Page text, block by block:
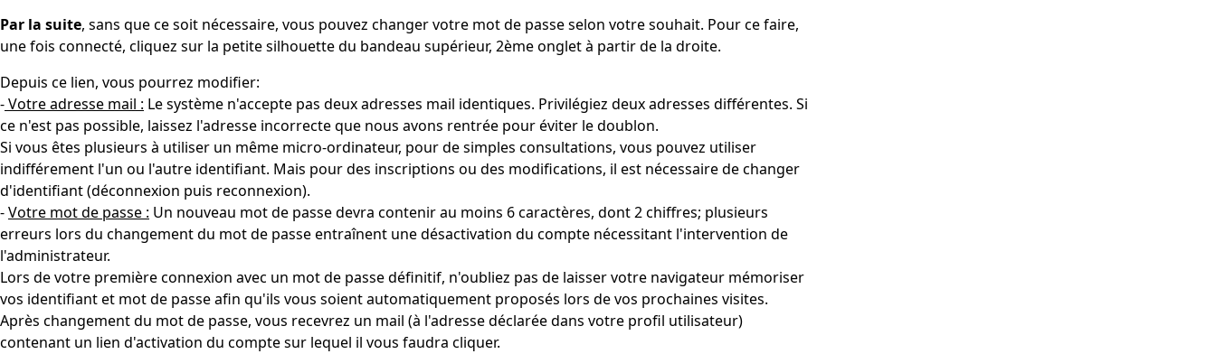
Par la suite, sans que ce soit nécessaire, vous pouvez changer votre mot de passe selon votre souhait. Pour ce faire,
une fois connecté, cliquez sur la petite silhouette du bandeau supérieur, 2ème onglet à partir de la droite.
Depuis ce lien, vous pourrez modifier:
-Votre adresse mail : Le système n'accepte pas deux adresses mail identiques. Privilégiez deux adresses différentes. Si
ce n'est pas possible, laissez l'adresse incorrecte que nous avons rentrée pour éviter le doublon.
Si vous êtes plusieurs à utiliser un même micro-ordinateur, pour de simples consultations, vous pouvez utiliser
indifférement l'un ou l'autre identifiant. Mais pour des inscriptions ou des modifications, il est nécessaire de changer
d'identifiant (déconnexion puis reconnexion).
-Votre mot de passe : Un nouveau mot de passe devra contenir au moins 6 caractères, dont 2 chiffres; plusieurs
erreurs lors du changement du mot de passe entraînent une désactivation du compte nécessitant l'intervention de
l'administrateur.
Lors de votre première connexion avec un mot de passe définitif, n'oubliez pas de laisser votre navigateur mémoriser
vos identifiant et mot de passe afin qu'ils vous soient automatiquement proposés lors de vos prochaines visites.
Après changement du mot de passe, vous recevrez un mail (à l'adresse déclarée dans votre profil utilisateur)
contenant un lien d'activation du compte sur lequel il vous faudra cliquer.